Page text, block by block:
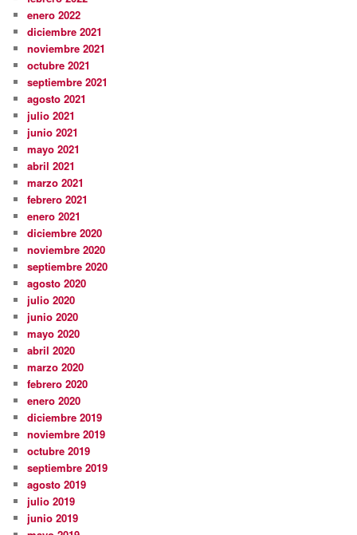
enero 2022
diciembre 2021
noviembre 2021
octubre 2021
septiembre 2021
agosto 2021
julio 2021
junio 2021
mayo 2021
abril 2021
marzo 2021
febrero 2021
enero 2021
diciembre 2020
noviembre 2020
septiembre 2020
agosto 2020
julio 2020
junio 2020
mayo 2020
abril 2020
marzo 2020
febrero 2020
enero 2020
diciembre 2019
noviembre 2019
octubre 2019
septiembre 2019
agosto 2019
julio 2019
junio 2019